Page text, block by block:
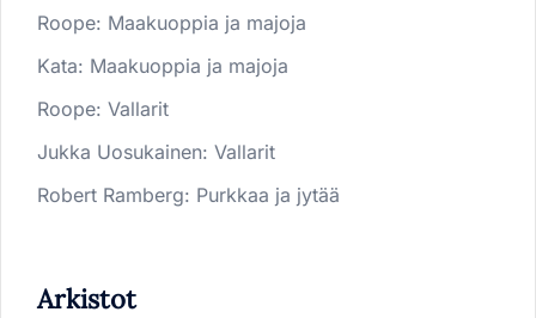
Roope: Maakuoppia ja majoja
Kata: Maakuoppia ja majoja
Roope: Vallarit
Jukka Uosukainen: Vallarit
Robert Ramberg: Purkkaa ja jytää
Arkistot